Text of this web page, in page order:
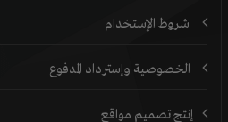
شروط الإستخدام
الخصوصية وإسترداد المدفوع
إنتج تصميم مواقع